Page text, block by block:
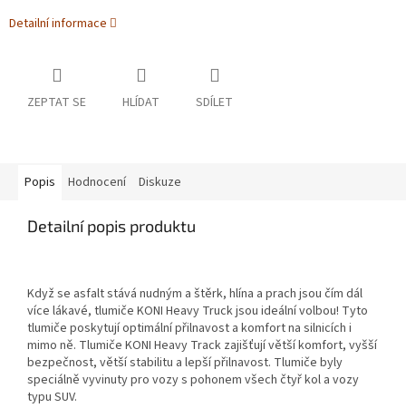
Detailní informace
ZEPTAT SE HLÍDAT SDÍLET
Popis Hodnocení Diskuze
Detailní popis produktu
Když se asfalt stává nudným a štěrk, hlína a prach jsou čím dál
více lákavé, tlumiče KONI Heavy Truck jsou ideální volbou! Tyto
tlumiče poskytují optimální přilnavost a komfort na silnicích i
mimo ně. Tlumiče KONI Heavy Track zajišťují větší komfort, vyšší
bezpečnost, větší stabilitu a lepší přilnavost. Tlumiče byly
speciálně vyvinuty pro vozy s pohonem všech čtyř kol a vozy
typu SUV.